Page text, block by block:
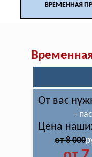
ВРЕМЕННАЯ
От вас
-
Цена
от 8 000